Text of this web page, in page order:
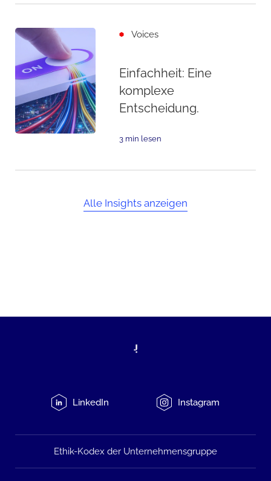
Voices
Einfachheit: Eine
komplexe
Entscheidung.
3 min lesen
Alle Insights anzeigen
LinkedIn Instagram
Ethik-Kodex der Unternehmensgruppe